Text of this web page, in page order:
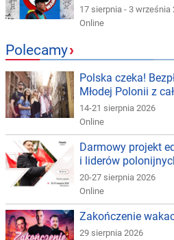
17 sierpnia - 3 września
Online
Polecamy›
Polska czeka!
Młodej Polonii z
14-21 sierpnia 2026
Online
Darmowy projekt
i liderów
20-27 sierpnia 2026
Online
Zakończenie
29 sierpnia 2026